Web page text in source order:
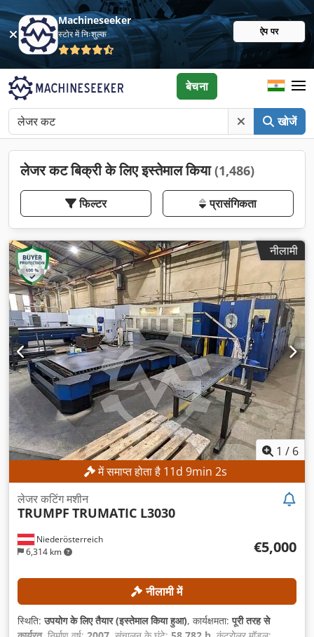
Machineseeker
स्टोर में निःशुल्क ऐप पर
खोजें
बेचना
लेजर कट बिक्री के लिए इस्तेमाल किया(1,486)
फिल्टर प्रासंगिकता
नीलामी
1 / 6
में समाप्त होता है 11d 9min 0s
Niederösterreich
6,314 km
लेजर कटिंग मशीन
TRUMPF TRUMATIC L3030
€5,000
नीलामी में
स्थिति:उपयोग के लिए तैयार (इस्तेमाल किया हुआ), कार्यक्षमता:पूरी तरह से